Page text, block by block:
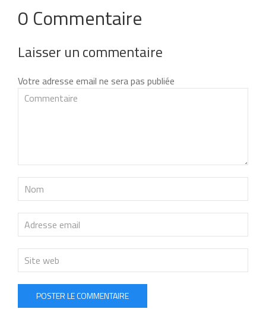
0 Commentaire
Laisser un commentaire
Votre adresse email ne sera pas publiée
POSTER LE COMMENTAIRE